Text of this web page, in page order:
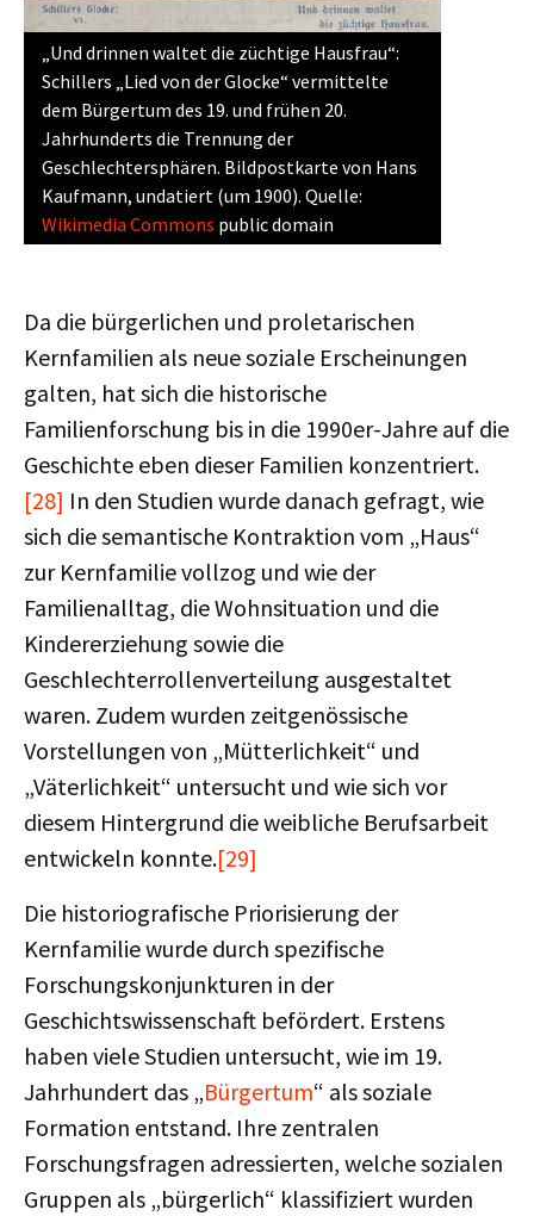
„Und drinnen waltet die züchtige Hausfrau“:
Schillers „Lied von der Glocke“ vermittelte
dem Bürgertum des 19. und frühen 20.
Jahrhunderts die Trennung der
Geschlechtersphären. Bildpostkarte von Hans
Kaufmann, undatiert (um 1900). Quelle:
Wikimedia Commons public domain
Da die bürgerlichen und proletarischen
Kernfamilien als neue soziale Erscheinungen
galten, hat sich die historische
Familienforschung bis in die 1990er-Jahre auf die
Geschichte eben dieser Familien konzentriert.
[28] In den Studien wurde danach gefragt, wie
sich die semantische Kontraktion vom „Haus“
zur Kernfamilie vollzog und wie der
Familienalltag, die Wohnsituation und die
Kindererziehung sowie die
Geschlechterrollenverteilung ausgestaltet
waren. Zudem wurden zeitgenössische
Vorstellungen von „Mütterlichkeit“ und
„Väterlichkeit“ untersucht und wie sich vor
diesem Hintergrund die weibliche Berufsarbeit
entwickeln konnte.[29]
Die historiografische Priorisierung der
Kernfamilie wurde durch spezifische
Forschungskonjunkturen in der
Geschichtswissenschaft befördert. Erstens
haben viele Studien untersucht, wie im 19.
Jahrhundert das „Bürgertum“ als soziale
Formation entstand. Ihre zentralen
Forschungsfragen adressierten, welche sozialen
Gruppen als „bürgerlich“ klassifiziert wurden